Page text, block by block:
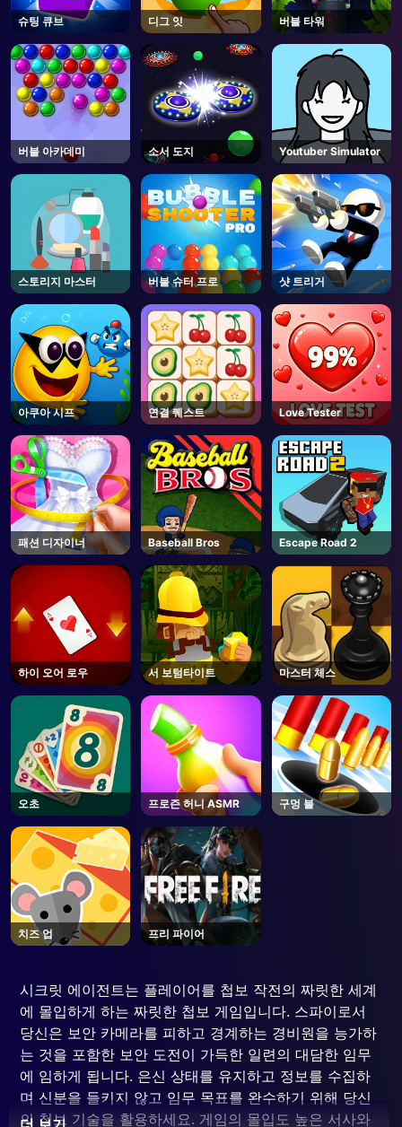
슈팅 큐브 디그 잇 버블 타워
버블 아카데미 소서 도지 Youtuber Simulator
스토리지 마스터 버블 슈터 프로 샷 트리거
아쿠아 시프 연결 퀘스트 Love Tester
패션 디자이너 Baseball Bros Escape Road 2
하이 오어 로우 서 보텀타이트 마스터 체스
오초 프로즌 허니 ASMR 구멍 불
치즈 업 프리 파이어
시크릿 에이전트는 플레이어를 첩보 작전의 짜릿한 세계
에 몰입하게 하는 짜릿한 첩보 게임입니다. 스파이로서
당신은 보안 카메라를 피하고 경계하는 경비원을 능가하
는 것을 포함한 보안 도전이 가득한 일련의 대담한 임무
에 임하게 됩니다. 은신 상태를 유지하고 정보를 수집하
며 신분을 들키지 않고 임무 목표를 완수하기 위해 당신
의 첩보 기술을 활용하세요. 게임의 몰입도 높은 서사와